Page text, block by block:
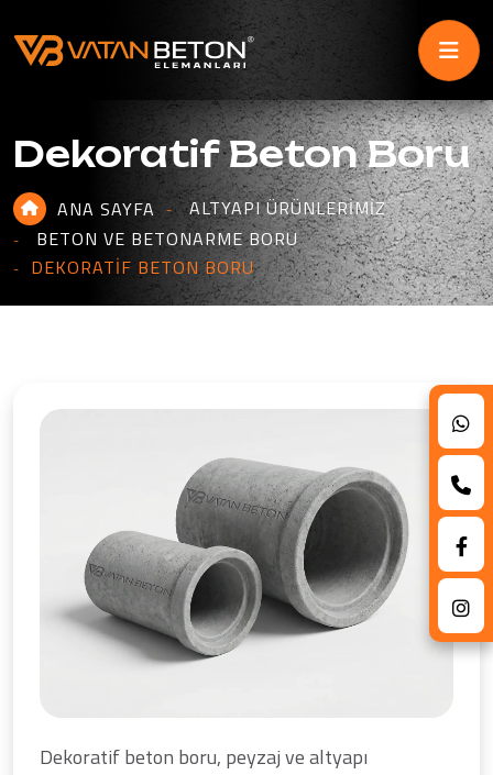
Dekoratif Beton Boru
ANA SAYFA
ALTYAPI ÜRÜNLERIMIZ
BETON VE BETONARME BORU
DEKORATIF BETON BORU
Dekoratif beton boru, peyzaj ve altyapı